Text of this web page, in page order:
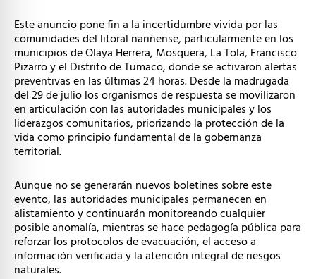
Este anuncio pone fin a la incertidumbre vivida por las
comunidades del litoral nariñense, particularmente en los
municipios de Olaya Herrera, Mosquera, La Tola, Francisco
Pizarro y el Distrito de Tumaco, donde se activaron alertas
preventivas en las últimas 24 horas. Desde la madrugada
del 29 de julio los organismos de respuesta se movilizaron
en articulación con las autoridades municipales y los
liderazgos comunitarios, priorizando la protección de la
vida como principio fundamental de la gobernanza
territorial.
Aunque no se generarán nuevos boletines sobre este
evento, las autoridades municipales permanecen en
alistamiento y continuarán monitoreando cualquier
posible anomalía, mientras se hace pedagogía pública para
reforzar los protocolos de evacuación, el acceso a
información verificada y la atención integral de riesgos
naturales.